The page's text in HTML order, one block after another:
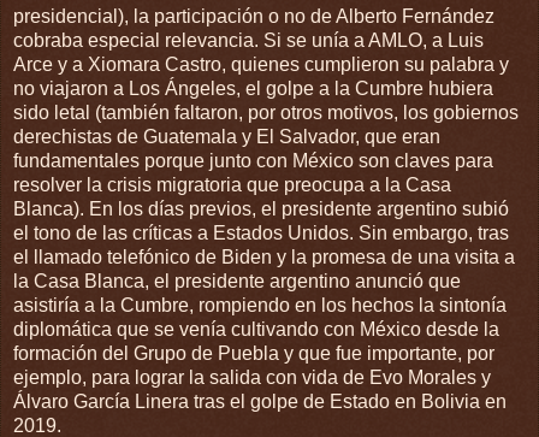
presidencial), la participación o no de Alberto Fernández
cobraba especial relevancia. Si se unía a AMLO, a Luis
Arce y a Xiomara Castro, quienes cumplieron su palabra y
no viajaron a Los Ángeles, el golpe a la Cumbre hubiera
sido letal (también faltaron, por otros motivos, los gobiernos
derechistas de Guatemala y El Salvador, que eran
fundamentales porque junto con México son claves para
resolver la crisis migratoria que preocupa a la Casa
Blanca). En los días previos, el presidente argentino subió
el tono de las críticas a Estados Unidos. Sin embargo, tras
el llamado telefónico de Biden y la promesa de una visita a
la Casa Blanca, el presidente argentino anunció que
asistiría a la Cumbre, rompiendo en los hechos la sintonía
diplomática que se venía cultivando con México desde la
formación del Grupo de Puebla y que fue importante, por
ejemplo, para lograr la salida con vida de Evo Morales y
Álvaro García Linera tras el golpe de Estado en Bolivia en
2019.